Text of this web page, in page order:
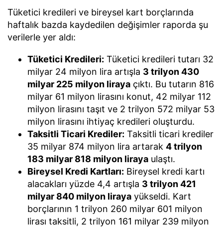
Tüketici kredileri ve bireysel kart borçlarında
haftalık bazda kaydedilen değişimler raporda şu
verilerle yer aldı:
Tüketici Kredileri: Tüketici kredileri tutarı 32
milyar 24 milyon lira artışla 3 trilyon 430
milyar 225 milyon liraya çıktı. Bu tutarın 816
milyar 61 milyon lirasını konut, 42 milyar 112
milyon lirasını taşıt ve 2 trilyon 572 milyar 53
milyon lirasını ihtiyaç kredileri oluşturdu.
Taksitli Ticari Krediler: Taksitli ticari krediler
35 milyar 874 milyon lira artarak 4 trilyon
183 milyar 818 milyon liraya ulaştı.
Bireysel Kredi Kartları: Bireysel kredi kartı
alacakları yüzde 4,4 artışla 3 trilyon 421
milyar 840 milyon liraya yükseldi. Kart
borçlarının 1 trilyon 260 milyar 601 milyon
lirası taksitli, 2 trilyon 161 milyar 239 milyon